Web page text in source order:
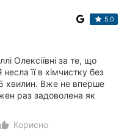
5.0
Олексіївні за те, що
її в хімчистку без
хвилин. Вже не вперше
раз задоволена як
Корисно